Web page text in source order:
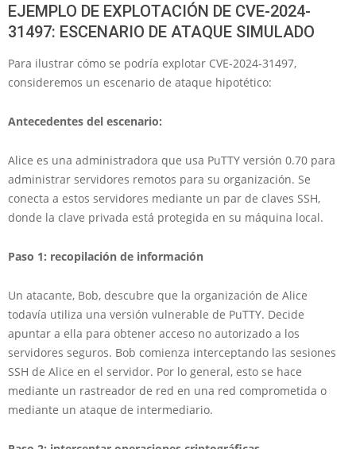
EJEMPLO DE EXPLOTACIÓN DE CVE-2024-
31497: ESCENARIO DE ATAQUE SIMULADO
Para ilustrar cómo se podría explotar CVE-2024-31497,
consideremos un escenario de ataque hipotético:
Antecedentes del escenario:
Alice es una administradora que usa PuTTY versión 0.70 para
administrar servidores remotos para su organización. Se
conecta a estos servidores mediante un par de claves SSH,
donde la clave privada está protegida en su máquina local.
Paso 1: recopilación de información
Un atacante, Bob, descubre que la organización de Alice
todavía utiliza una versión vulnerable de PuTTY. Decide
apuntar a ella para obtener acceso no autorizado a los
servidores seguros. Bob comienza interceptando las sesiones
SSH de Alice en el servidor. Por lo general, esto se hace
mediante un rastreador de red en una red comprometida o
mediante un ataque de intermediario.